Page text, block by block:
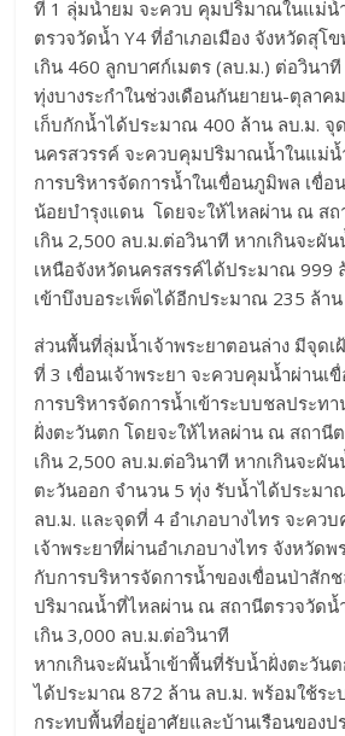
ที่ 1 ลุ่มน้ำยม จะควบ คุมปริมาณในแม่น้
ตรวจวัดน้ำ Y4 ที่อำเภอเมือง จังหวัดสุโ
เกิน 460 ลูกบาศก์เมตร (ลบ.ม.) ต่อวินา
ทุ่งบางระกำในช่วงเดือนกันยายน-ตุลาค
เก็บกักน้ำได้ประมาณ 400 ล้าน ลบ.ม. จุ
นครสวรรค์ จะควบคุมปริมาณน้ำในแม่น้
การบริหารจัดการน้ำในเขื่อนภูมิพล เขื่
น้อยบำรุงแดน โดยจะให้ไหลผ่าน ณ สถ
เกิน 2,500 ลบ.ม.ต่อวินาที หากเกินจะผั
เหนือจังหวัดนครสรรค์ได้ประมาณ 999
เข้าบึงบอระเพ็ดได้อีกประมาณ 235 ล้า
ส่วนพื้นที่ลุ่มน้ำเจ้าพระยาตอนล่าง มีจุดเ
ที่ 3 เขื่อนเจ้าพระยา จะควบคุมน้ำผ่านเ
การบริหารจัดการน้ำเข้าระบบชลประท
ฝั่งตะวันตก โดยจะให้ไหลผ่าน ณ สถานี
เกิน 2,500 ลบ.ม.ต่อวินาที หากเกินจะผั
ตะวันออก จำนวน 5 ทุ่ง รับน้ำได้ประมา
ลบ.ม. และจุดที่ 4 อำเภอบางไทร จะคว
เจ้าพระยาที่ผ่านอำเภอบางไทร จังหวัด
กับการบริหารจัดการน้ำของเขื่อนป่าสัก
ปริมาณน้ำที่ไหลผ่าน ณ สถานีตรวจวัดน้
เกิน 3,000 ลบ.ม.ต่อวินาที
หากเกินจะผันน้ำเข้าพื้นที่รับน้ำฝั่งตะวัน
ได้ประมาณ 872 ล้าน ลบ.ม. พร้อมใช้ร
กระทบพื้นที่อยู่อาศัยและบ้านเรือนของป